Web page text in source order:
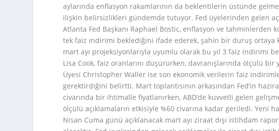
aylarında enflasyon rakamlarının da beklentilerin üstünde
ilişkin belirsizlikleri gündemde tutuyor. Fed üyelerinden gelen
Atlanta Fed Başkanı Raphael Bostic, enflasyon ve tahminlerden
tek faiz indirimi beklediğini ifade ederek, şahin bir duruş ortaya
mart ayı projeksiyonlarıyla uyumlu olarak bu yıl 3 faiz indirimi
Lisa Cook, faiz oranlarını düşürürken, davranışlarında ölçülü
Üyesi Christopher Waller ise son ekonomik verilerin faiz
gerektirdiğini belirtti. Mart toplantısının arkasından Fed’in
civarında bir ihtimalle fiyatlanırken, ABD’de kuvvetli gelen
ölçülü açıklamaların etkisiyle %60 civarına kadar geriledi. Yeni
Nisan Cuma günü açıklanacak mart ayı ziraat dışı istihdam